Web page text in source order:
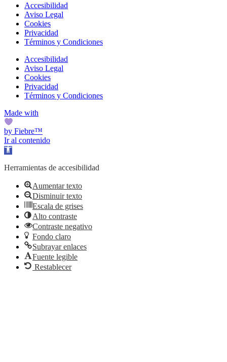
Accesibilidad
Aviso Legal
Cookies
Privacidad
Términos y Condiciones
Accesibilidad
Aviso Legal
Cookies
Privacidad
Términos y Condiciones
Made with
by Fiebre™
Ir al contenido
Abrir barra de herramientas
Herramientas de accesibilidad
Aumentar texto
Disminuir texto
Escala de grises
Alto contraste
Contraste negativo
Fondo claro
Subrayar enlaces
Fuente legible
Restablecer